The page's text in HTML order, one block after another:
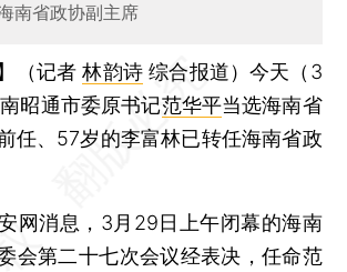
南省政协副主席
（记者林韵诗综合报道）今天（3
昭通市委原书记范华平当选海南省
任、57岁的李富林已转任海南省政
消息，3月29日上午闭幕的海南
会第二十七次会议经表决，任命范